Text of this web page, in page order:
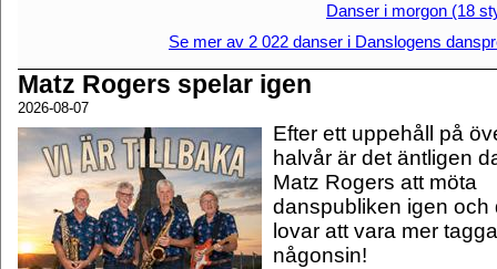
Danser i morgon (18
Se mer av 2 022 danser i Danslogens
Matz Rogers spelar igen
2026-08-07
Efter ett uppehåll på
halvår är det äntligen
Matz Rogers att möta
danspubliken igen och
lovar att vara mer
någonsin!